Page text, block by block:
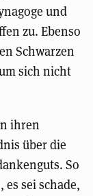
und
zu. Ebenso
Schwarzen
sich nicht
ihren
über die
So
sei schade,